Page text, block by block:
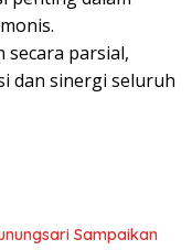
secara parsial,
dan sinergi seluruh
Sampaikan